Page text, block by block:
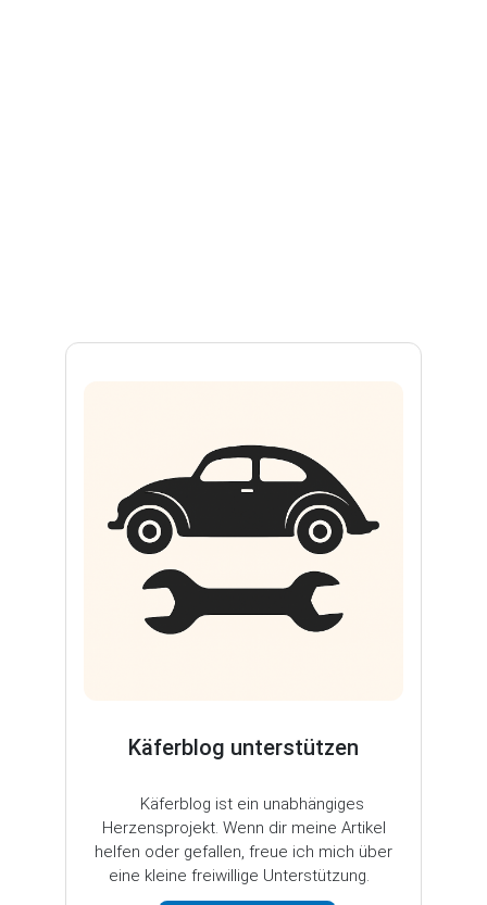
Käferblog unterstützen
Käferblog ist ein unabhängiges
Herzensprojekt. Wenn dir meine Artikel
helfen oder gefallen, freue ich mich über
eine kleine freiwillige Unterstützung.